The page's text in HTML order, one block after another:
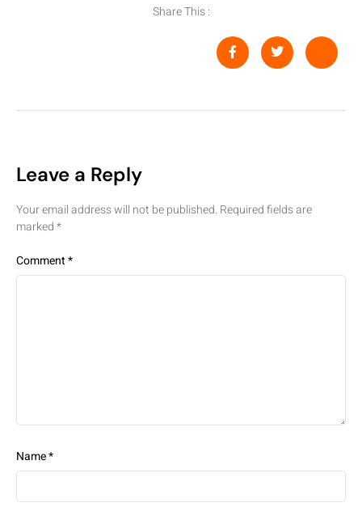
Share This :
Leave a Reply
Your email address will not be published. Required fields are
marked*
Comment*
Name*